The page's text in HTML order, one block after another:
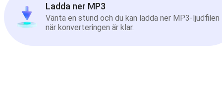
Ladda ner MP3
Vänta en stund och du kan ladda ner MP3-ljudfilen
när konverteringen är klar.